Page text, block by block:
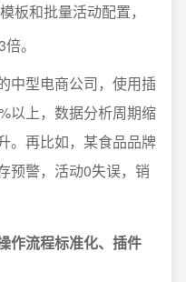
板和批量活动配置，
。
中型电商公司，使用插
以上，数据分析周期缩
。再比如，某食品品牌
预警，活动0失误，销
作流程标准化、插件